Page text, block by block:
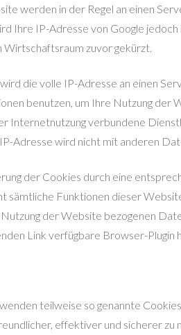
werden in der Regel an einen
Ihre IP-Adresse von Google
Wirtschaftsraum zuvor gekürzt.
die volle IP-Adresse an einen
benutzen, um Ihre Nutzung
Internetnutzung verbundene
Adresse wird nicht mit anderen
der Cookies durch eine
sämtliche Funktionen dieser
der Website bezogenen
Link verfügbare Browser-Plugin
teilweise so genannte
effektiver und sicherer